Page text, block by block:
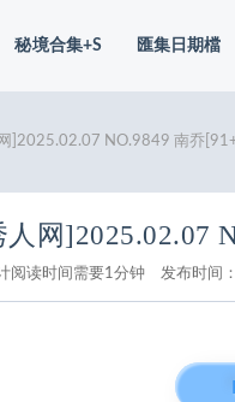
秘境合集+S 匯集日期檔
]2025.02.07 NO.9849 南乔
网]2025.02.07
阅读时间需要1分钟 发布时间：